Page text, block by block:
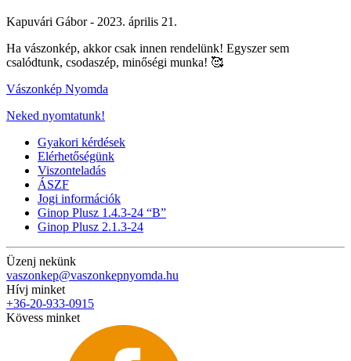
Kapuvári Gábor - 2023. április 21.
Ha vászonkép, akkor csak innen rendelünk! Egyszer sem
csalódtunk, csodaszép, minőségi munka! 🥰
Vászonkép Nyomda
Neked nyomtatunk!
Gyakori kérdések
Elérhetőségünk
Viszonteladás
ÁSZF
Jogi információk
Ginop Plusz 1.4.3-24 “B”
Ginop Plusz 2.1.3-24
Üzenj nekünk
vaszonkep@vaszonkepnyomda.hu
Hívj minket
+36-20-933-0915
Kövess minket